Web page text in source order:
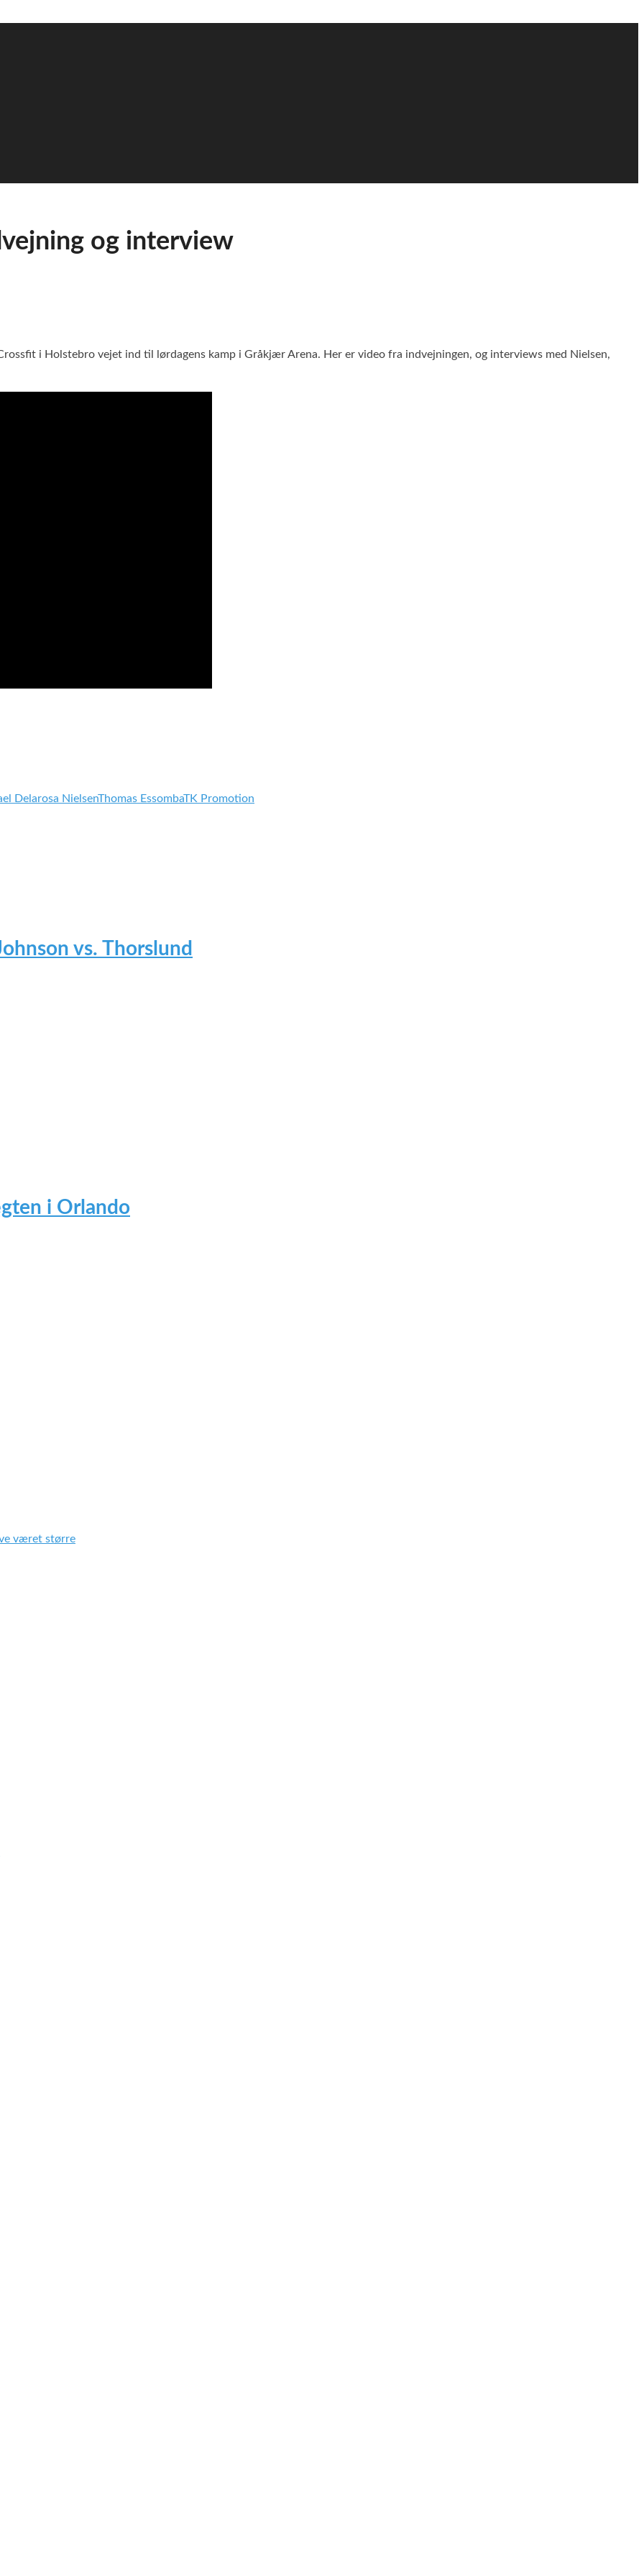
og interview
i Holstebro vejet ind til lørdagens kamp i Gråkjær Arena. Her er video fra indvejningen, og interviews med Nielsen,
Delarosa NielsenThomas EssombaTK Promotion
vs. Thorslund
i Orlando
været større